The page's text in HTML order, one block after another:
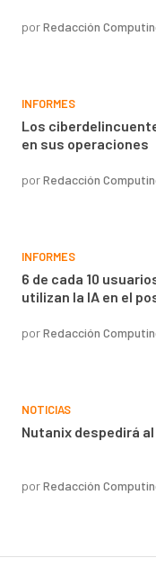
porRedacción
INFORMES
Los
en sus operaciones
porRedacción
INFORMES
6 de cada 10
utilizan la IA en el
porRedacción
NOTICIAS
Nutanix despedirá
porRedacción